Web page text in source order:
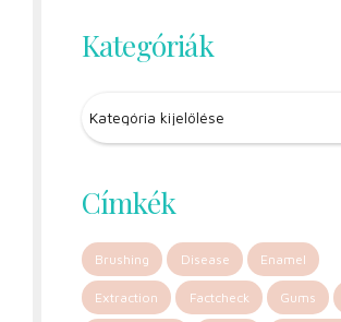
Kategóriák
Címkék
Brushing Disease Enamel
Extraction Factcheck Gums